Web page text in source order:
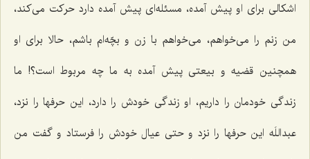
اشکالی برای او پیش آمده، مسئله‌ای پیش آمده دارد حرکت می‌کند،
من زنم را می‌خواهم، می‌خواهم با زن و بچّه‌ام باشم، حالا برای او
همچنین قضیه و بیعتی پیش آمده به ما چه مربوط است؟! ما
زندگی خودمان را داریم، او زندگی خودش را دارد، این حرفها را نزد،
عبداللَه این حرفها را نزد و حتی عیال خودش را فرستاد و گفت من